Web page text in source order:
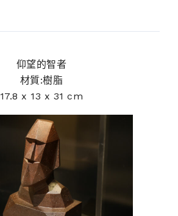
仰望的智者
材質:樹脂
17.8 x 13 x 31 cm